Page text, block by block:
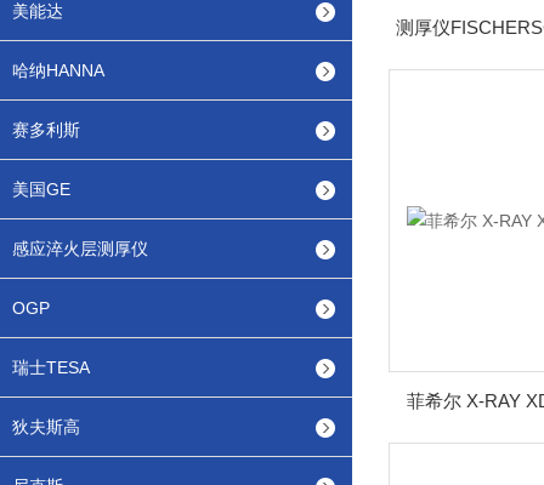
美能达
哈纳HANNA
赛多利斯
美国GE
感应淬火层测厚仪
OGP
瑞士TESA
狄夫斯高
菲希尔 X-RAY